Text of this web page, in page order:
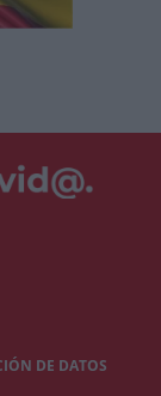
DE DATOS